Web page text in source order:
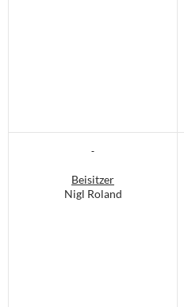
Beisitzer
Nigl Roland